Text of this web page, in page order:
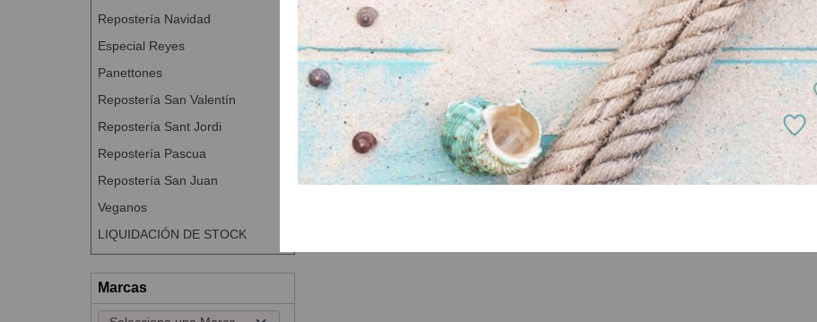
Repostería Navidad
Especial Reyes
Panettones
Repostería San Valentín
Repostería Sant Jordi
Repostería Pascua
Repostería San Juan
Veganos
LIQUIDACIÓN DE STOCK
Marcas